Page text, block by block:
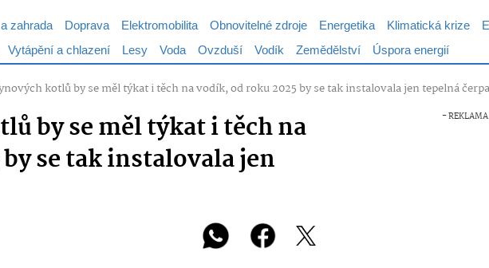
zahrada Doprava Elektromobilita Obnovitelné zdroje Energetika Klimatická krize
Vytápění a chlazení Lesy Voda Ovzduší Vodík Zemědělství Úspora energií
kotlů by se měl týkat i těch na vodík, od roku 2025 by se tak instalovala jen tepelná
by se měl týkat i těch na
se tak instalovala jen